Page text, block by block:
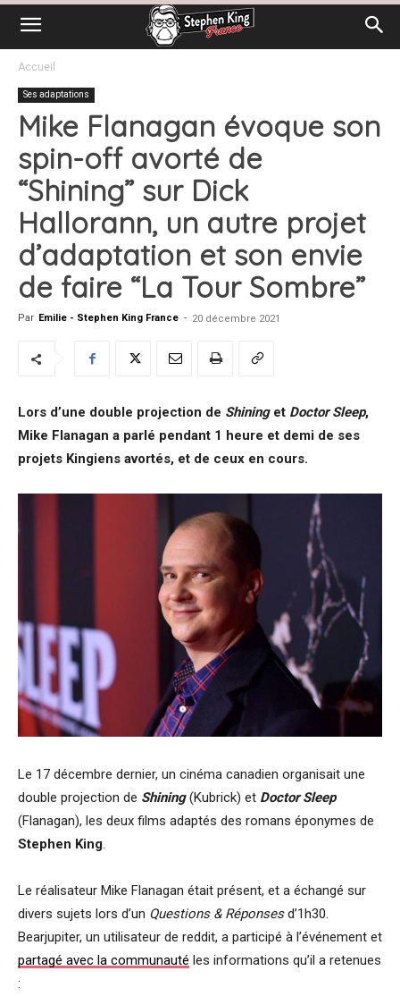
Accueil
Ses adaptations
Mike Flanagan évoque son
spin-off avorté de
“Shining” sur Dick
Hallorann, un autre projet
d’adaptation et son envie
de faire “La Tour Sombre”
Par Emilie - Stephen King France - 20 décembre 2021
Lors d’une double projection de Shininget Doctor Sleep,
Mike Flanagan a parlé pendant 1 heure et demi de ses
projets Kingiens avortés, et de ceux en cours.
Le 17 décembre dernier, un cinéma canadien organisait une
double projection de Shining(Kubrick) et Doctor Sleep
(Flanagan), les deux films adaptés des romans éponymes de
Stephen King.
Le réalisateur Mike Flanagan était présent, et a échangé sur
divers sujets lors d’un Questions & Réponsesd’1h30.
Bearjupiter, un utilisateur de reddit, a participé à l’événement et
partagé avec la communauté les informations qu’il a retenues
: